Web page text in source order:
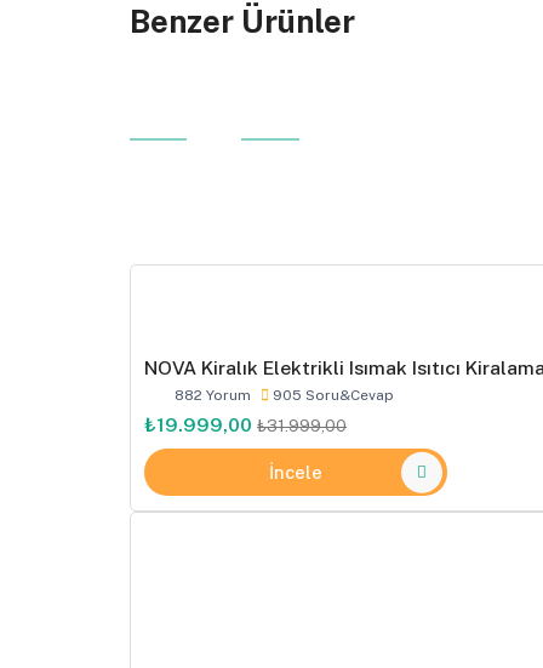
Benzer Ürünler
NOVA Kiralık Elektrikli Isımak Isıtıcı
882 Yorum 905 Soru&Cevap
₺19.999,00 ₺31.999,00
İncele